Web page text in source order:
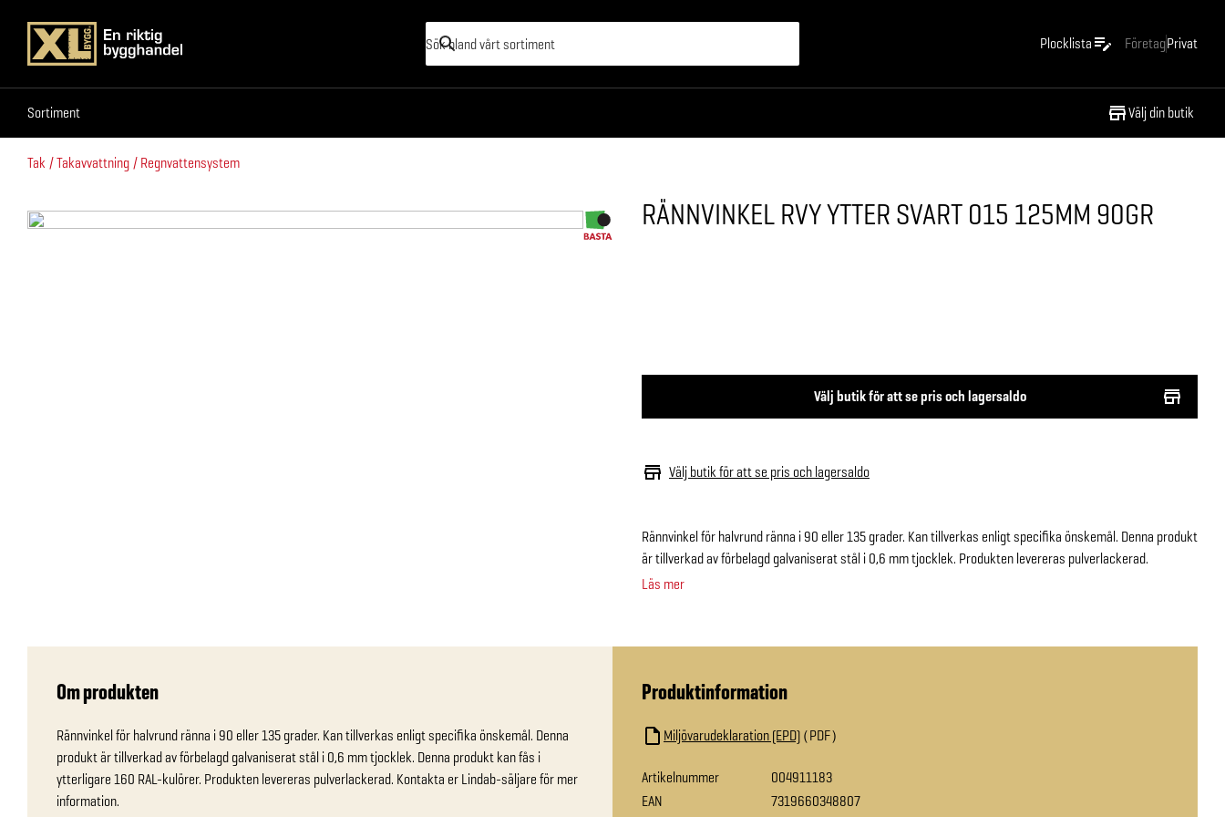
Plocklista FöretagPrivat
Sortiment Välj din butik
Sortiment
Tak Takavvattning Regnvattensystem
RÄNNVINKEL RVY YTTER SVART 015 125MM 90GR
Välj butik för att se pris och lagersaldo
Välj butik för att se pris och lagersaldo
Rännvinkel för halvrund ränna i 90 eller 135 grader. Kan tillverkas enligt specifika önskemål. Denna produkt
är tillverkad av förbelagd galvaniserat stål i 0,6 mm tjocklek. Produkten levereras pulverlackerad.
Läs mer
Om produkten
Rännvinkel för halvrund ränna i 90 eller 135 grader. Kan tillverkas enligt specifika önskemål. Denna
produkt är tillverkad av förbelagd galvaniserat stål i 0,6 mm tjocklek. Denna produkt kan fås i
ytterligare 160 RAL-kulörer. Produkten levereras pulverlackerad. Kontakta er Lindab-säljare för mer
information.
Produktinformation
Miljövarudeklaration (EPD) PDF
Artikelnummer
004911183
EAN
7319660348807